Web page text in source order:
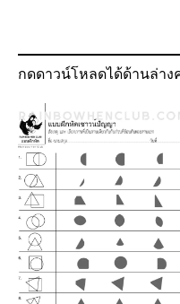
กดดาวน์โหลดได้ด้านล่าง